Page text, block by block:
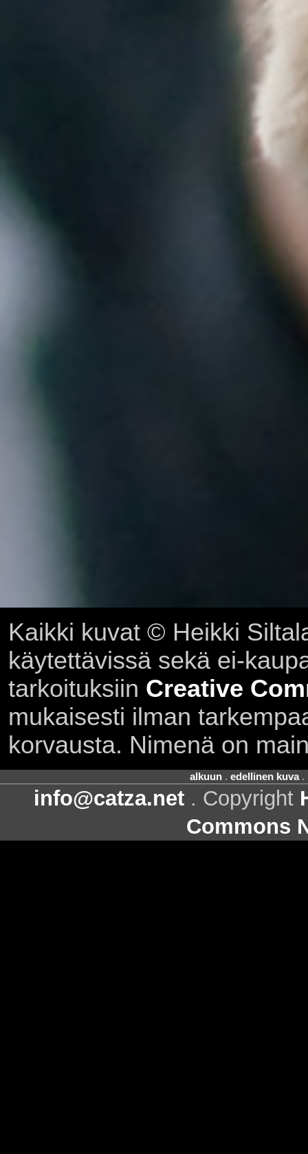
Kaikki kuvat © Heikki
käytettävissä sekä ei-
tarkoituksiin Creative
mukaisesti ilman
korvausta. Nimenä on
alkuun. edellinen kuva.
info@catza.net . Copyright
Commons